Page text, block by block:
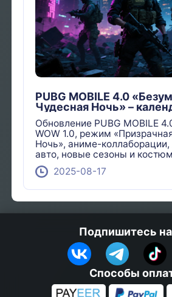
PUBG MOBILE 4.0
Чудесная Ночь» –
событий на сентябрь и
раскрыт!
Обновление PUBG MOBILE
WOW 1.0, режим
Ночь», аниме-
авто, новые сезоны и
Узнайте все события
2025-08-17
Подпишитесь
Способы